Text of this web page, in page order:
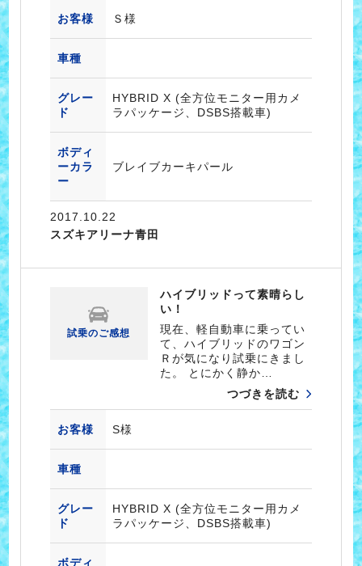
お客様 Ｓ様
車種
グレー
ド
HYBRID X (全方位モニター用カメ
ラパッケージ、DSBS搭載車)
ボディ
ーカラ
ー
ブレイブカーキパール
2017.10.22
スズキアリーナ青田
試乗のご感想
ハイブリッドって素晴らし
い！
現在、軽自動車に乗ってい
て、ハイブリッドのワゴン
Ｒが気になり試乗にきまし
た。 とにかく静か…
つづきを読む
お客様 S様
車種
グレー
ド
HYBRID X (全方位モニター用カメ
ラパッケージ、DSBS搭載車)
ボディ